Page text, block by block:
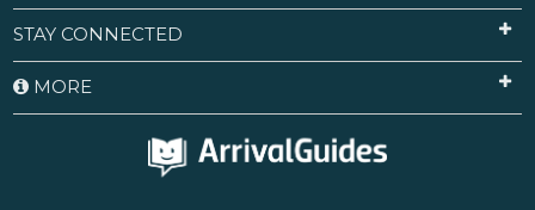
STAY CONNECTED
MORE